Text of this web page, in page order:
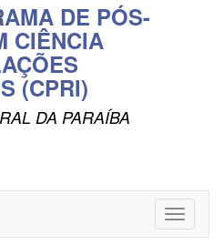
DE PÓS-
CIÊNCIA
(CPRI)
DA PARAÍBA
Toggle